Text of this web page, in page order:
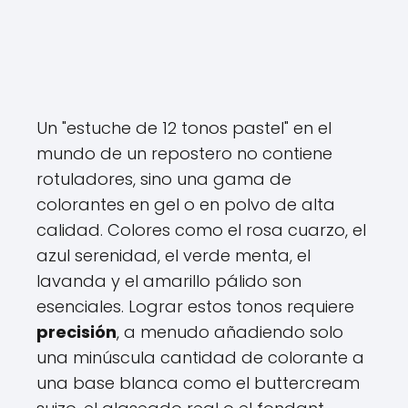
Un "estuche de 12 tonos pastel" en el
mundo de un repostero no contiene
rotuladores, sino una gama de
colorantes en gel o en polvo de alta
calidad. Colores como el rosa cuarzo, el
azul serenidad, el verde menta, el
lavanda y el amarillo pálido son
esenciales. Lograr estos tonos requiere
precisión, a menudo añadiendo solo
una minúscula cantidad de colorante a
una base blanca como el buttercream